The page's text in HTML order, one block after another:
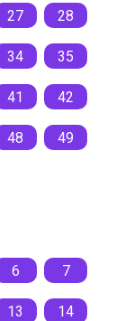
27 28
34 35
41 42
48 49
6 7
13 14